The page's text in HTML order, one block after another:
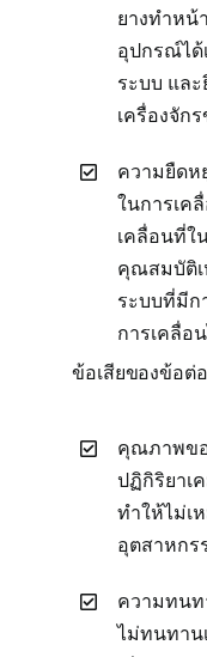
ยางทำหน้
อุปกรณ์ได้
ระบบ แล
เครื่องจัก
ความยืดห
ในการเค
เคลื่อนที่ใ
คุณสมบัติ
ระบบที่มีก
การเคลื่อ
ข้อเสียของข้อต่
คุณภาพขอ
ปฏิกิริยาเ
ทำให้ไม่เ
อุตสาหกร
ความทนท
ไม่ทนทาน